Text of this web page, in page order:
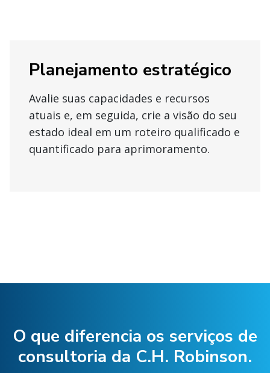
Planejamento estratégico
Avalie suas capacidades e recursos
atuais e, em seguida, crie a visão do seu
estado ideal em um roteiro qualificado e
quantificado para aprimoramento.
O que diferencia os serviços de
consultoria da C.H. Robinson.